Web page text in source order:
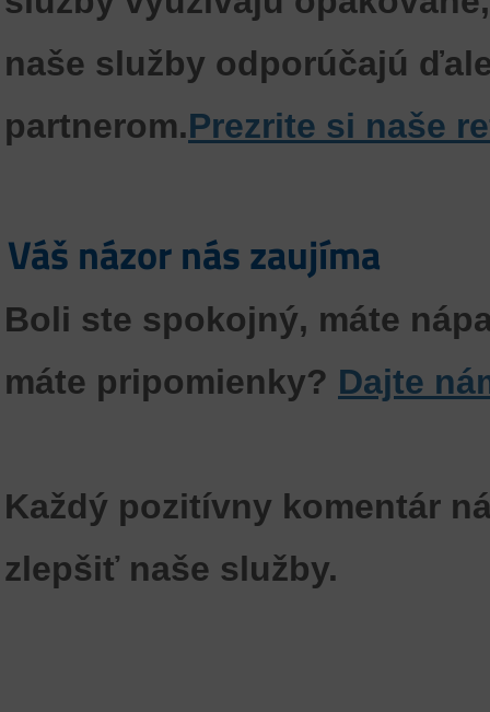
naše služby odporúčajú
partnerom.Prezrite si naše
Váš názor nás zaujíma
Boli ste spokojný, máte
máte pripomienky? Dajte
Každý pozitívny komentár
zlepšiť naše služby.